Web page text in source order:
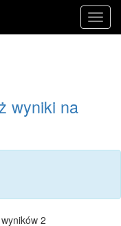
wyniki na
2